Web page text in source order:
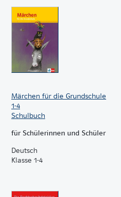
Märchen für die Grundschule
1-4
Schulbuch
für Schülerinnen und Schüler
Deutsch
Klasse 1-4